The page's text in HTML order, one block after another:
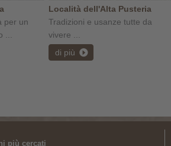
per un
Località dell'Alta Pusteria
Tradizioni e usanze tutte da
vivere ...
di più
più cercati